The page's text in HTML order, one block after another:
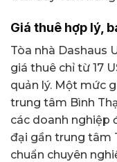
Giá thuê hợp lý,
Tòa nhà Dashaus
giá thuê chỉ từ 17
quản lý. Một mức
trung tâm Bình
các doanh nghiệp
đại gần trung tâm
chuẩn chuyên